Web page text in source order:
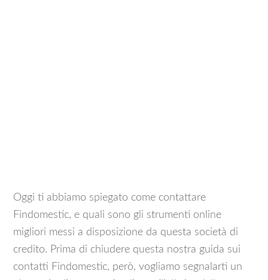
Oggi ti abbiamo spiegato come contattare
Findomestic, e quali sono gli strumenti online
migliori messi a disposizione da questa società di
credito. Prima di chiudere questa nostra guida sui
contatti Findomestic, però, vogliamo segnalarti un